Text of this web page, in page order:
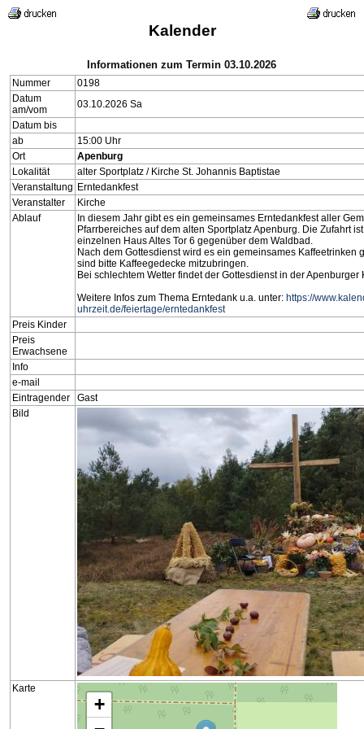
Kalender
Informationen zum Termin 03.10.2026
Nummer
0198
Datum
am/vom
03.10.2026 Sa
Datum bis
ab
15:00 Uhr
Ort
Apenburg
Lokalität
alter Sportplatz / Kirche St. Johannis Baptistae
Veranstaltung Erntedankfest
Veranstalter
Kirche
Ablauf
In diesem Jahr gibt es ein gemeinsames Erntedankfest aller
Pfarrbereiches auf dem alten Sportplatz Apenburg. Die Zufahrt
einzelnen Haus Altes Tor 6 gegenüber dem Waldbad.
Nach dem Gottesdienst wird es ein gemeinsames Kaffeetrinken
sind bitte Kaffeegedecke mitzubringen.
Bei schlechtem Wetter findet der Gottesdienst in der Apenburger
Weitere Infos zum Thema Erntedank u.a. unter: https://
uhrzeit.de/feiertage/erntedankfest
Preis Kinder
Preis
Erwachsene
Info
e-mail
Eintragender
Gast
Bild
Karte Karte wird geladen......
+